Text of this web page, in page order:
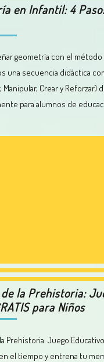
en Infantil: 4
una secuencia didáctica
Crear y Reforzar)
para alumnos de
la Prehistoria:
para Niños
en el tiempo y entrena tu